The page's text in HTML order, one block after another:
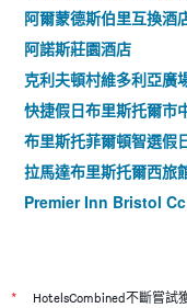
阿爾蒙德斯伯里互換酒
阿諾斯莊園酒店
克利夫頓村維多利亞廣
快捷假日布里斯托爾市
布里斯托菲爾頓智選假
拉馬達布里斯托爾西旅
Premier Inn Bristol
Premier Inn Bristol
* HotelsCombined不斷嘗試